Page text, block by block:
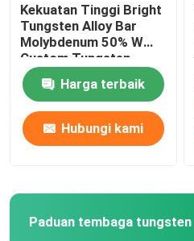
Kekuatan Tinggi Bright
Tungsten Alloy Bar
Molybdenum 50% W
Custom Tungsten
Molybdenum Alloy Rod
Dipoles Permukaan
WMo Alloy
Harga terbaik
Hubungi kami
Paduan tembaga tungsten